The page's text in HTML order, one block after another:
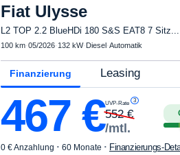
Fiat Ulysse
L2 TOP 2.2 BlueHDi 180 S&S EAT8 7 Sitz...
100 km·05/2026· 132 kW· Diesel·Automatik
Finanzierung Leasing
467 €UVP-Rate 3
552€
/mtl.
0 € Anzahlung · 60 Monate · Finanzierungs-